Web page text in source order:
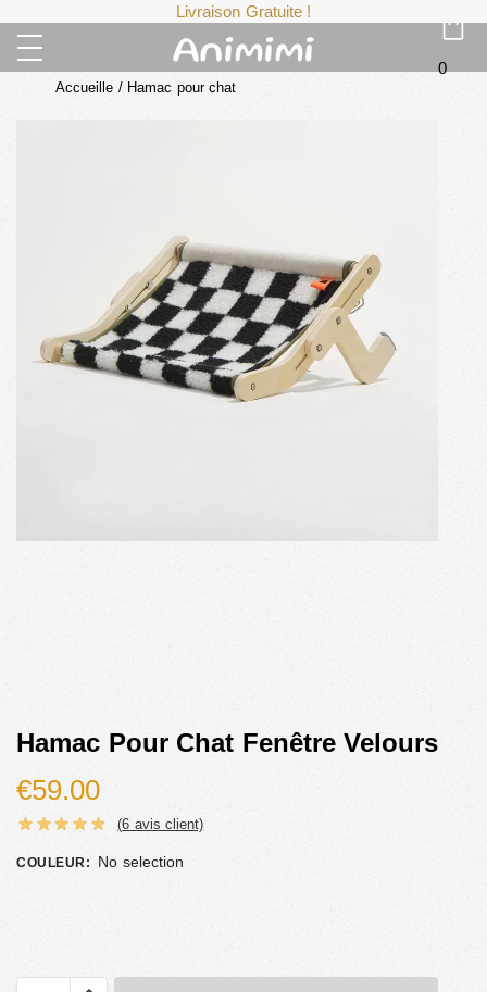
Livraison Gratuite !
0
Accueille / Hamac pour chat
Hamac Pour Chat Fenêtre Velours
€59.00
(6 avis client)
COULEUR: No selection